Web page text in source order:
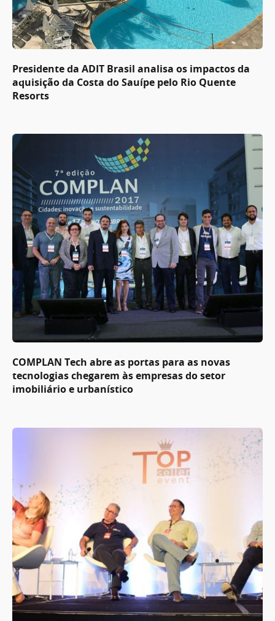
Presidente da ADIT Brasil analisa os impactos da
aquisição da Costa do Sauípe pelo Rio Quente
Resorts
COMPLAN Tech abre as portas para as novas
tecnologias chegarem às empresas do setor
imobiliário e urbanístico